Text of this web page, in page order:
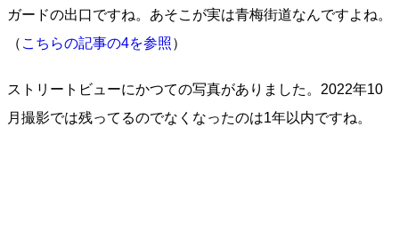
ガードの出口ですね。あそこが実は青梅街道なんですよね。
（ こちらの記事の4を参照）
ストリートビューにかつての写真がありました。2022年10
月撮影では残ってるのでなくなったのは1年以内ですね。